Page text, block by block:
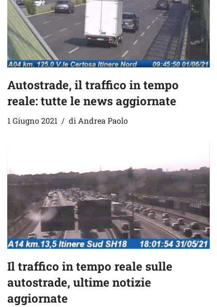
Autostrade, il traffico in tempo
reale: tutte le news aggiornate
1 Giugno 2021 diAndrea Paolo
Il traffico in tempo reale sulle
autostrade, ultime notizie
aggiornate